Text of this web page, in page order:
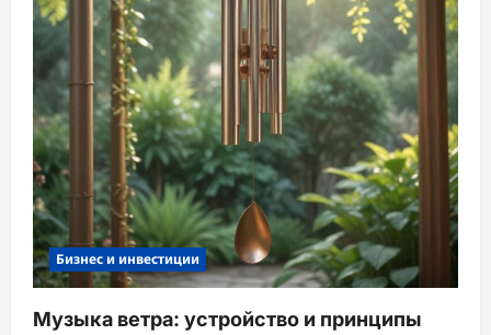
Бизнес и инвестиции
Музыка ветра: устройство и принципы